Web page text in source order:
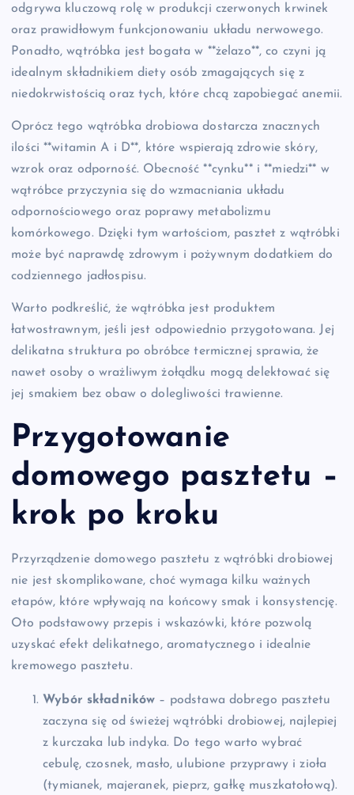
odgrywa kluczową rolę w produkcji czerwonych krwinek
oraz prawidłowym funkcjonowaniu układu nerwowego.
Ponadto, wątróbka jest bogata w **żelazo**, co czyni ją
idealnym składnikiem diety osób zmagających się z
niedokrwistością oraz tych, które chcą zapobiegać anemii.
Oprócz tego wątróbka drobiowa dostarcza znacznych
ilości **witamin A i D**, które wspierają zdrowie skóry,
wzrok oraz odporność. Obecność **cynku** i **miedzi** w
wątróbce przyczynia się do wzmacniania układu
odpornościowego oraz poprawy metabolizmu
komórkowego. Dzięki tym wartościom, pasztet z wątróbki
może być naprawdę zdrowym i pożywnym dodatkiem do
codziennego jadłospisu.
Warto podkreślić, że wątróbka jest produktem
łatwostrawnym, jeśli jest odpowiednio przygotowana. Jej
delikatna struktura po obróbce termicznej sprawia, że
nawet osoby o wrażliwym żołądku mogą delektować się
jej smakiem bez obaw o dolegliwości trawienne.
Przygotowanie
domowego pasztetu –
krok po kroku
Przyrządzenie domowego pasztetu z wątróbki drobiowej
nie jest skomplikowane, choć wymaga kilku ważnych
etapów, które wpływają na końcowy smak i konsystencję.
Oto podstawowy przepis i wskazówki, które pozwolą
uzyskać efekt delikatnego, aromatycznego i idealnie
kremowego pasztetu.
Wybór składników – podstawa dobrego pasztetu
zaczyna się od świeżej wątróbki drobiowej, najlepiej
z kurczaka lub indyka. Do tego warto wybrać
cebulę, czosnek, masło, ulubione przyprawy i zioła
(tymianek, majeranek, pieprz, gałkę muszkatołową).